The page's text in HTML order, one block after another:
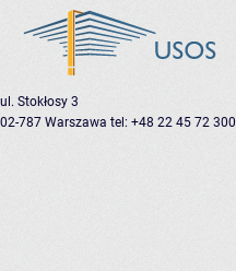
ul. Stokłosy 3
02-787 Warszawa tel: +48 22 45 72 300